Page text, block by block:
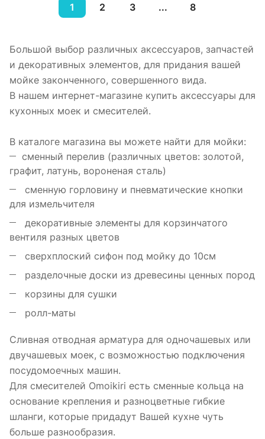
1 2 3 ... 8
Большой выбор различных аксессуаров, запчастей
и декоративных элементов, для придания вашей
мойке законченного, совершенного вида.
В нашем интернет-магазине купить аксессуары для
кухонных моек и смесителей.
В каталоге магазина вы можете найти для мойки:
сменный перелив (различных цветов: золотой,
графит, латунь, вороненая сталь)
сменную горловину и пневматические кнопки
для измельчителя
декоративные элементы для корзинчатого
вентиля разных цветов
сверхплоский сифон под мойку до 10см
разделочные доски из древесины ценных пород
корзины для сушки
ролл-маты
Сливная отводная арматура для одночашевых или
двучашевых моек, с возможностью подключения
посудомоечных машин.
Для смесителей Omoikiri есть сменные кольца на
основание крепления и разноцветные гибкие
шланги, которые придадут Вашей кухне чуть
больше разнообразия.